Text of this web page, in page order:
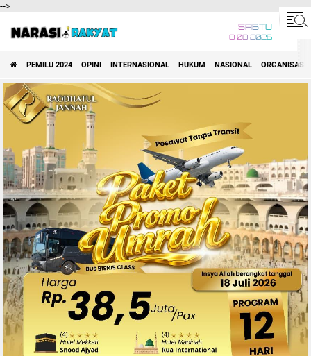
-->
SABTU
8 08 2026
PEMILU 2024 OPINI INTERNASIONAL HUKUM NASIONAL ORGANISASI